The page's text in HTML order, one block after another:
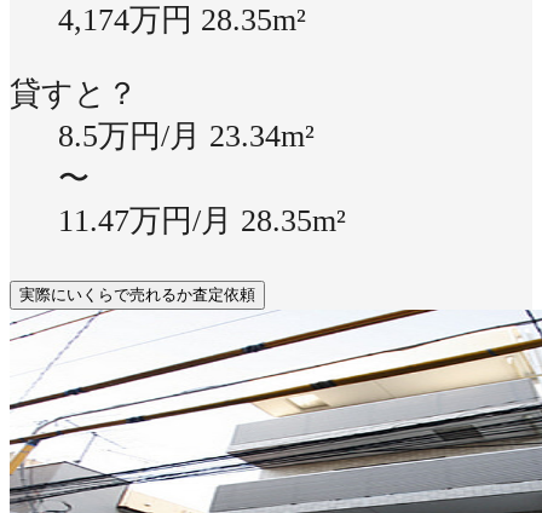
4,174万円 28.35m²
貸すと？
8.5万円/月 23.34m²
〜
11.47万円/月 28.35m²
実際にいくらで売れるか査定依頼